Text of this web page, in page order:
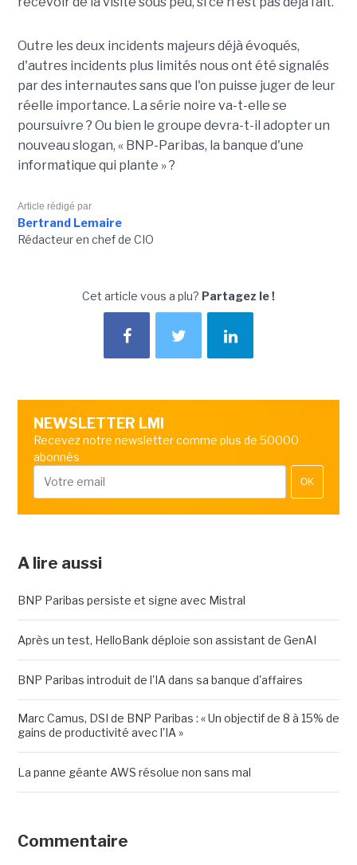
Outre les deux incidents majeurs déjà évoqués,
d'autres incidents plus limités nous ont été signalés
par des internautes sans que l'on puisse juger de leur
réelle importance. La série noire va-t-elle se
poursuivre ? Ou bien le groupe devra-t-il adopter un
nouveau slogan, « BNP-Paribas, la banque d'une
informatique qui plante » ?
Article rédigé par
Bertrand Lemaire
Rédacteur en chef de CIO
Cet article vous a plu? Partagez le !
NEWSLETTER LMI
Recevez notre newsletter comme plus de 50000
abonnés
OK
A lire aussi
BNP Paribas persiste et signe avec Mistral
Après un test, HelloBank déploie son assistant de GenAI
BNP Paribas introduit de l'IA dans sa banque d'affaires
Marc Camus, DSI de BNP Paribas : « Un objectif de 8 à 15% de
gains de productivité avec l'IA »
La panne géante AWS résolue non sans mal
Commentaire